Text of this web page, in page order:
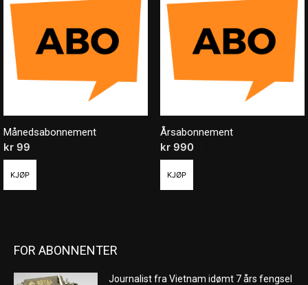
Månedsabonnement
kr 99
KJØP
Årsabonnement
kr990
KJØP
FOR ABONNENTER
Journalist fra Vietnam idømt 7 års fengsel